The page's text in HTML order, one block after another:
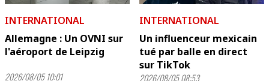
INTERNATIONAL
Allemagne : Un OVNI sur
l'aéroport de Leipzig
2026/08/05 10:01
INTERNATIONAL
Un influenceur mexicain
tué par balle en direct
sur TikTok
2026/08/05 08:53